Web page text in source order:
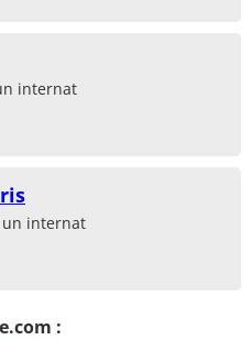
internat
un internat
: